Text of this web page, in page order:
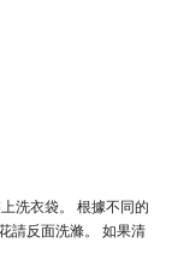
洗衣袋。 根據不同的
請反面洗滌。 如果清